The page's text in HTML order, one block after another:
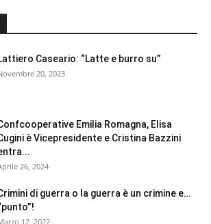
Caseario: “Latte e burro su”
20, 2023
Emilia Romagna, Elisa
è Vicepresidente e Cristina Bazzini
26, 2024
di guerra o la guerra è un crimine e…
12, 2022